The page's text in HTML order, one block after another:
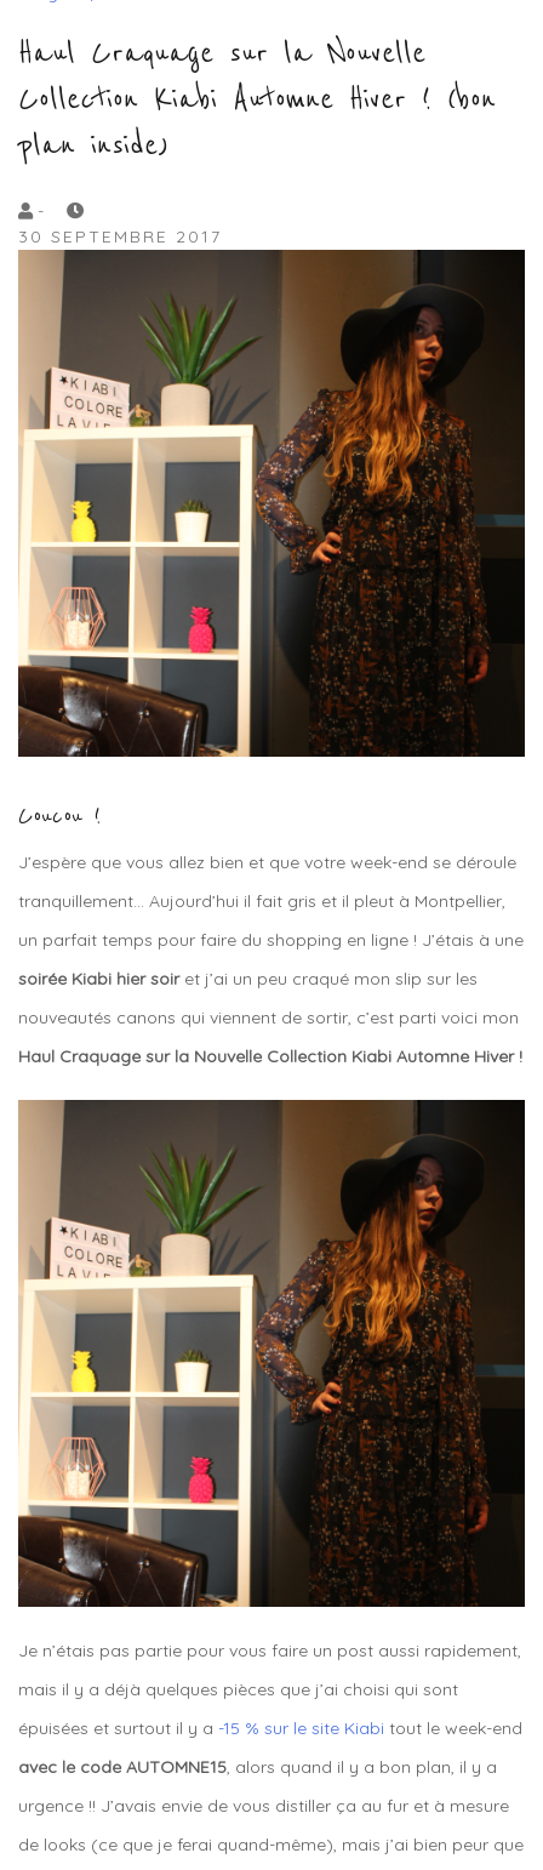
Haul Craquage sur la Nouvelle
Collection Kiabi Automne Hiver ! (bon
plan inside)
by
Lola
Sample
-
30 SEPTEMBRE 2017
Coucou !
J’espère que vous allez bien et que votre week-end se déroule
tranquillement… Aujourd’hui il fait gris et il pleut à Montpellier,
un parfait temps pour faire du shopping en ligne ! J’étais à une
soirée Kiabi hier soiret j’ai un peu craqué mon slip sur les
nouveautés canons qui viennent de sortir, c’est parti voici mon
Haul Craquage sur la Nouvelle Collection Kiabi Automne Hiver !
Je n’étais pas partie pour vous faire un post aussi rapidement,
mais il y a déjà quelques pièces que j’ai choisi qui sont
épuisées et surtout il y a -15 % sur le site Kiabi tout le week-end
avec le code AUTOMNE15, alors quand il y a bon plan, il y a
urgence !! J’avais envie de vous distiller ça au fur et à mesure
de looks (ce que je ferai quand-même), mais j’ai bien peur que